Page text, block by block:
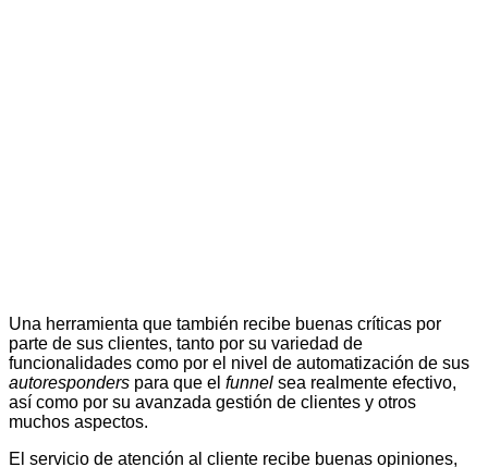
Una herramienta que también recibe buenas críticas por
parte de sus clientes, tanto por su variedad de
funcionalidades como por el nivel de automatización de sus
autoresponders para que el funnel sea realmente efectivo,
así como por su avanzada gestión de clientes y otros
muchos aspectos.
El servicio de atención al cliente recibe buenas opiniones,